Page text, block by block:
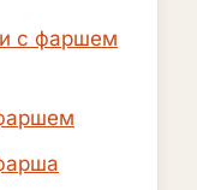
с фаршем